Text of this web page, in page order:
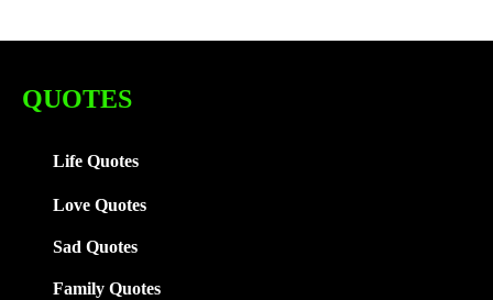
QUOTES
Life Quotes
Love Quotes
Sad Quotes
Family Quotes